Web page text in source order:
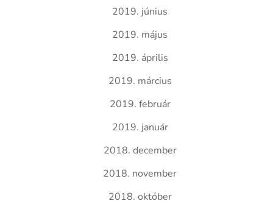
2019. június
2019. május
2019. április
2019. március
2019. február
2019. január
2018. december
2018. november
2018. október